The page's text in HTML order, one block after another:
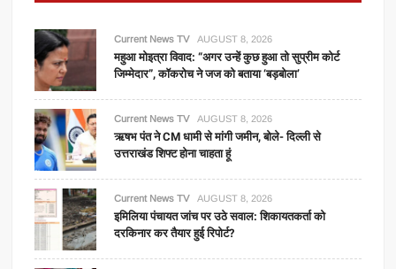
Current News TV AUGUST 8, 2026
महुआ मोइत्रा विवाद: “अगर उन्हें कुछ हुआ तो सुप्रीम कोर्ट
जिम्मेदार”, कॉकरोच ने जज को बताया ‘बड़बोला’
Current News TV AUGUST 8, 2026
ऋषभ पंत ने CM धामी से मांगी जमीन, बोले- दिल्ली से
उत्तराखंड शिफ्ट होना चाहता हूं
Current News TV AUGUST 8, 2026
इमिलिया पंचायत जांच पर उठे सवाल: शिकायतकर्ता को
दरकिनार कर तैयार हुई रिपोर्ट?